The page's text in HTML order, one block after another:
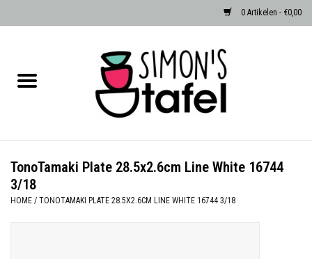
0 Artikelen - €0,00
Albast waxinehouders van Zenza
Egypte
TonoTamaki Plate 28.5x2.6cm Line White 16744
3/18
HOME / TONOTAMAKI PLATE 28.5X2.6CM LINE WHITE 16744 3/18